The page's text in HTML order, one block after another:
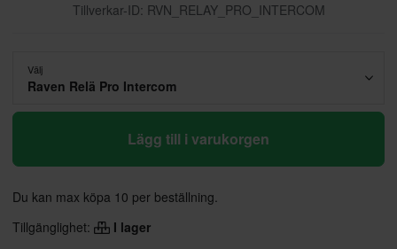
Tillverkar-ID: RVN_RELAY_PRO_INTERCOM
Välj
Raven Relä Pro Intercom
Lägg till i varukorgen
Du kan max köpa 10 per beställning.
Tillgänglighet:
I lager